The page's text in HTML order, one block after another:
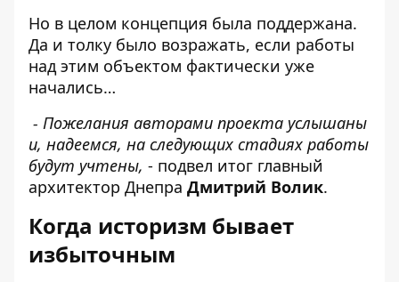
Но в целом концепция была поддержана.
Да и толку было возражать, если работы
над этим объектом фактически уже
начались…
- Пожелания авторами проекта услышаны
и, надеемся, на следующих стадиях работы
будут учтены, - подвел итог главный
архитектор Днепра Дмитрий Волик.
Когда историзм бывает
избыточным